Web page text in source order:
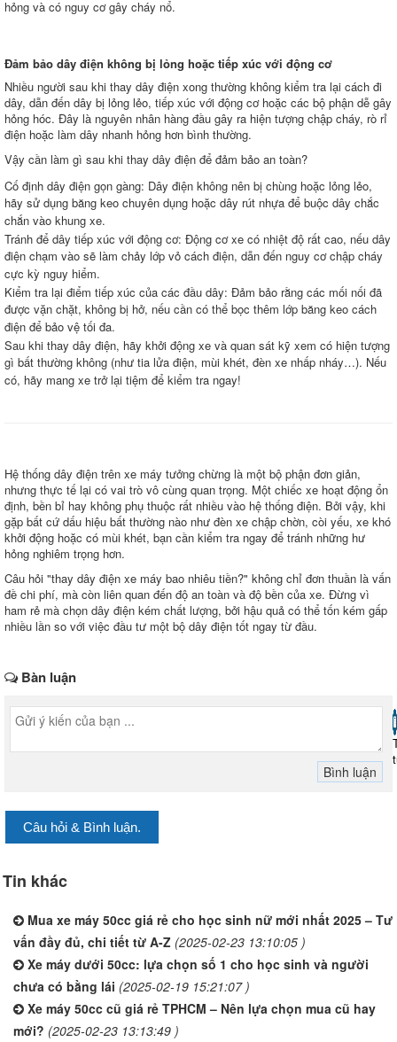
hỏng và có nguy cơ gây cháy nổ.
Đảm bảo dây điện không bị lỏng hoặc tiếp xúc với động cơ
Nhiều người sau khi thay dây điện xong thường không kiểm tra lại cách đi
dây, dẫn đến dây bị lỏng lẻo, tiếp xúc với động cơ hoặc các bộ phận dễ gây
hỏng hóc. Đây là nguyên nhân hàng đầu gây ra hiện tượng chập cháy, rò rỉ
điện hoặc làm dây nhanh hỏng hơn bình thường.
Vậy cần làm gì sau khi thay dây điện để đảm bảo an toàn?
Cố định dây điện gọn gàng: Dây điện không nên bị chùng hoặc lỏng lẻo,
hãy sử dụng băng keo chuyên dụng hoặc dây rút nhựa để buộc dây chắc
chắn vào khung xe.
Tránh để dây tiếp xúc với động cơ: Động cơ xe có nhiệt độ rất cao, nếu dây
điện chạm vào sẽ làm chảy lớp vỏ cách điện, dẫn đến nguy cơ chập cháy
cực kỳ nguy hiểm.
Kiểm tra lại điểm tiếp xúc của các đầu dây: Đảm bảo rằng các mối nối đã
được vặn chặt, không bị hở, nếu cần có thể bọc thêm lớp băng keo cách
điện để bảo vệ tối đa.
Sau khi thay dây điện, hãy khởi động xe và quan sát kỹ xem có hiện tượng
gì bất thường không (như tia lửa điện, mùi khét, đèn xe nhấp nháy…). Nếu
có, hãy mang xe trở lại tiệm để kiểm tra ngay!
Hệ thống dây điện trên xe máy tưởng chừng là một bộ phận đơn giản,
nhưng thực tế lại có vai trò vô cùng quan trọng. Một chiếc xe hoạt động ổn
định, bền bỉ hay không phụ thuộc rất nhiều vào hệ thống điện. Bởi vậy, khi
gặp bất cứ dấu hiệu bất thường nào như đèn xe chập chờn, còi yếu, xe khó
khởi động hoặc có mùi khét, bạn cần kiểm tra ngay để tránh những hư
hỏng nghiêm trọng hơn.
Câu hỏi "thay dây điện xe máy bao nhiêu tiền?" không chỉ đơn thuần là vấn
đề chi phí, mà còn liên quan đến độ an toàn và độ bền của xe. Đừng vì
ham rẻ mà chọn dây điện kém chất lượng, bởi hậu quả có thể tốn kém gấp
nhiều lần so với việc đầu tư một bộ dây điện tốt ngay từ đầu.
Bàn luận
Câu hỏi & Bình luận.
Tin khác
Mua xe máy 50cc giá rẻ cho học sinh nữ mới nhất 2025 – Tư
vấn đầy đủ, chi tiết từ A-Z (2025-02-23 13:10:05 )
Xe máy dưới 50cc: lựa chọn số 1 cho học sinh và người
chưa có bằng lái (2025-02-19 15:21:07 )
Xe máy 50cc cũ giá rẻ TPHCM – Nên lựa chọn mua cũ hay
mới? (2025-02-23 13:13:49 )